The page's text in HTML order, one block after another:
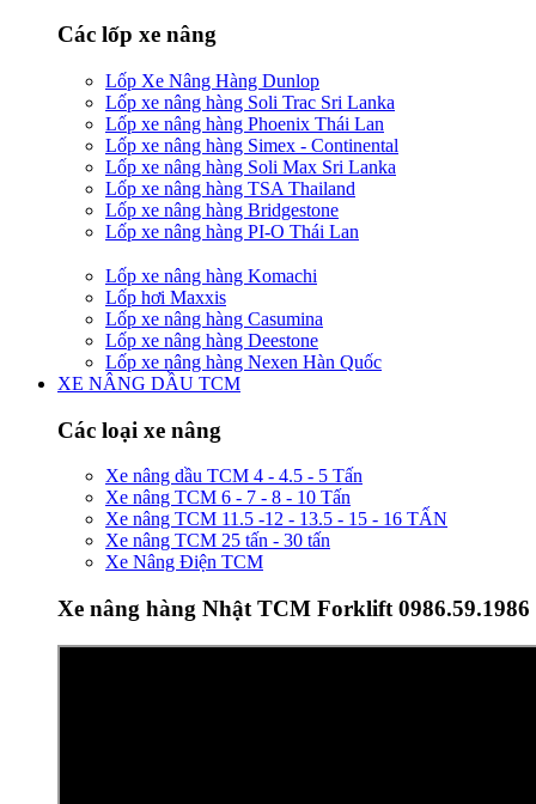
Các lốp xe nâng
Lốp Xe Nâng Hàng Dunlop
Lốp xe nâng hàng Soli Trac Sri Lanka
Lốp xe nâng hàng Phoenix Thái Lan
Lốp xe nâng hàng Simex - Continental
Lốp xe nâng hàng Soli Max Sri Lanka
Lốp xe nâng hàng TSA Thailand
Lốp xe nâng hàng Bridgestone
Lốp xe nâng hàng PI-O Thái Lan
Lốp xe nâng hàng Komachi
Lốp hơi Maxxis
Lốp xe nâng hàng Casumina
Lốp xe nâng hàng Deestone
Lốp xe nâng hàng Nexen Hàn Quốc
XE NÂNG DẦU TCM
Các loại xe nâng
Xe nâng dầu TCM 4 - 4.5 - 5 Tấn
Xe nâng TCM 6 - 7 - 8 - 10 Tấn
Xe nâng TCM 11.5 -12 - 13.5 - 15 - 16 TẤN
Xe nâng TCM 25 tấn - 30 tấn
Xe Nâng Điện TCM
Xe nâng hàng Nhật TCM Forklift 0986.59.1986